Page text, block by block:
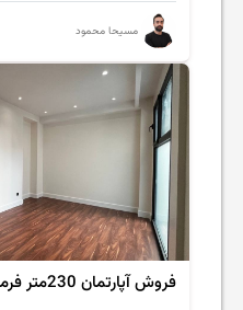
مسیحا محمود
فروش آپارتمان 230متر فرمانیه فول مشاعات